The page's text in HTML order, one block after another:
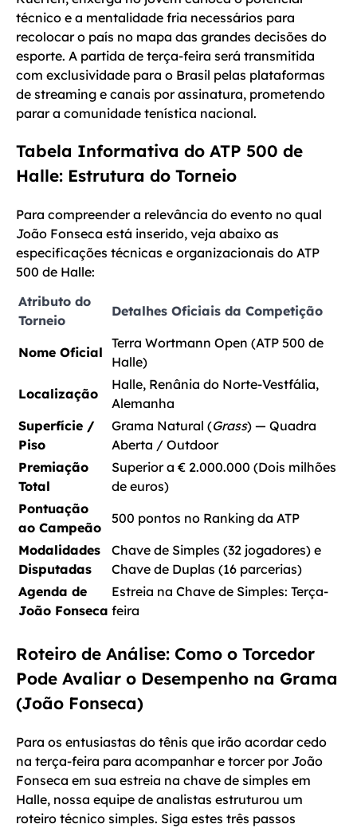
técnico e a mentalidade fria necessários para
recolocar o país no mapa das grandes decisões do
esporte. A partida de terça-feira será transmitida
com exclusividade para o Brasil pelas plataformas
de streaming e canais por assinatura, prometendo
parar a comunidade tenística nacional.
Tabela Informativa do ATP 500 de
Halle: Estrutura do Torneio
Para compreender a relevância do evento no qual
João Fonseca está inserido, veja abaixo as
especificações técnicas e organizacionais do ATP
500 de Halle:
Atributo do
Torneio
Detalhes Oficiais da Competição
Nome Oficial
Terra Wortmann Open (ATP 500 de
Halle)
Localização
Halle, Renânia do Norte-Vestfália,
Alemanha
Superfície /
Piso
Grama Natural (Grass) — Quadra
Aberta / Outdoor
Premiação
Total
Superior a € 2.000.000 (Dois milhões
de euros)
Pontuação
ao Campeão
500 pontos no Ranking da ATP
Modalidades
Disputadas
Chave de Simples (32 jogadores) e
Chave de Duplas (16 parcerias)
Agenda de
João Fonseca
Estreia na Chave de Simples: Terça-
feira
Roteiro de Análise: Como o Torcedor
Pode Avaliar o Desempenho na Grama
(João Fonseca)
Para os entusiastas do tênis que irão acordar cedo
na terça-feira para acompanhar e torcer por João
Fonseca em sua estreia na chave de simples em
Halle, nossa equipe de analistas estruturou um
roteiro técnico simples. Siga estes três passos